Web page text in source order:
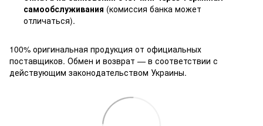
самообслуживания (комиссия банка может
отличаться).
100% оригинальная продукция от официальных
поставщиков. Обмен и возврат — в соответствии с
действующим законодательством Украины.